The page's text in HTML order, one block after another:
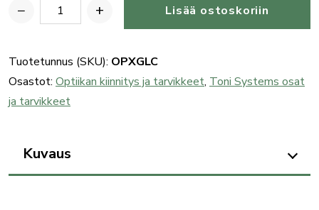
−
punapistetähtäimen
kiinnitys-/pohjalevy,
Glock
+ Lisää ostoskoriin
Tuotetunnus (SKU): OPXGLC
Osastot: Optiikan kiinnitys ja tarvikkeet, Toni Systems osat
ja tarvikkeet
Kuvaus